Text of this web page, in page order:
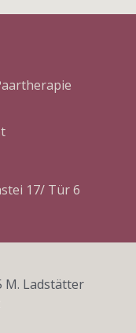
17/ Tür 6
M. Ladstätter